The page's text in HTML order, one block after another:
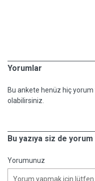
Yorumlar
Bu ankete henüz hiç
olabilirsiniz.
Bu yazıya siz de
Yorumunuz